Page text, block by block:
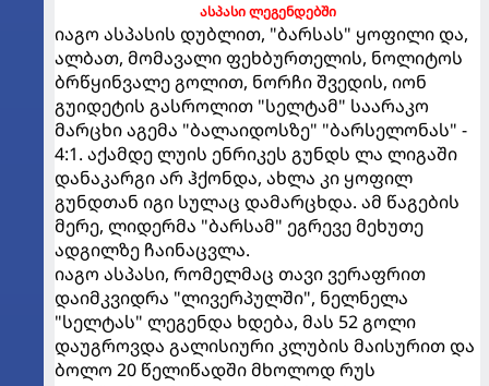
ასპასი ლეგენდებში
იაგო ასპასის დუბლით, "ბარსას" ყოფილი და,
ალბათ, მომავალი ფეხბურთელის, ნოლიტოს
ბრწყინვალე გოლით, ნორჩი შვედის, იონ
გუიდეტის გასროლით "სელტამ" საარაკო
მარცხი აგემა "ბალაიდოსზე" "ბარსელონას" -
4:1. აქამდე ლუის ენრიკეს გუნდს ლა ლიგაში
დანაკარგი არ ჰქონდა, ახლა კი ყოფილ
გუნდთან იგი სულაც დამარცხდა. ამ წაგების
მერე, ლიდერმა "ბარსამ" ეგრევე მეხუთე
ადგილზე ჩაინაცვლა.
იაგო ასპასი, რომელმაც თავი ვერაფრით
დაიმკვიდრა "ლივერპულში", ნელნელა
"სელტას" ლეგენდა ხდება, მას 52 გოლი
დაუგროვდა გალისიური კლუბის მაისურით და
ბოლო 20 წელიწადში მხოლოდ რუს